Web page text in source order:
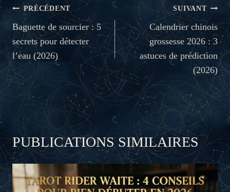
NAVIGATION
DE
L’ARTICLE
PRÉCÉDENT
Baguette de sourcier : 5
secrets pour détecter
l’eau (2026)
SUIVANT
Calendrier chinois
grossesse 2026 : 3
astuces de prédiction
(2026)
PUBLICATIONS SIMILAIRES